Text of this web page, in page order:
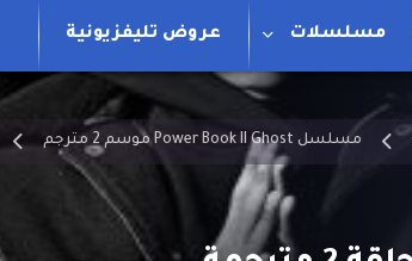
مسلسلات عروض تليفزيونية
مسلسل Power Book II Ghost موسم 2 مترجم